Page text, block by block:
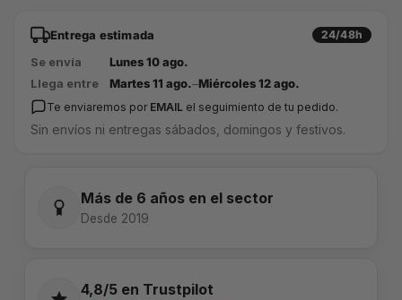
Entrega estimada 24/48h
Se envía
Lunes 10 ago.
Llega entre
Martes 11 ago.–Miércoles 12 ago.
Te enviaremos por EMAIL el seguimiento de tu pedido.
Sin envíos ni entregas sábados, domingos y festivos.
Más de 6 años en el sector
Desde 2019
4,8/5 en Trustpilot